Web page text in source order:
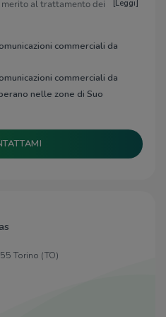
merito al trattamento dei
[Leggi]
commerciali da
commerciali da
nelle zone di Suo
Torino (TO)